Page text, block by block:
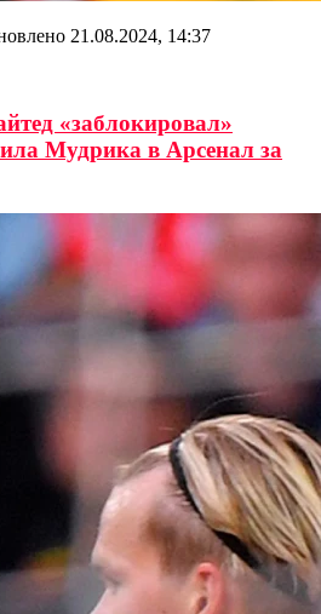
21.08.2024, 14:37
«заблокировал»
Мудрика в Арсенал за